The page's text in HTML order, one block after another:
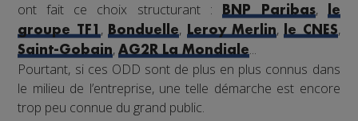
ont fait ce choix structurant :
BNP Paribas,
le
groupe TF1 , Bonduelle, Leroy Merlin, le CNES,
Saint-Gobain,AG2R La Mondiale...
Pourtant, si ces ODD sont de plus en plus connus dans
le milieu de l’entreprise, une telle démarche est encore
trop peu connue du grand public.